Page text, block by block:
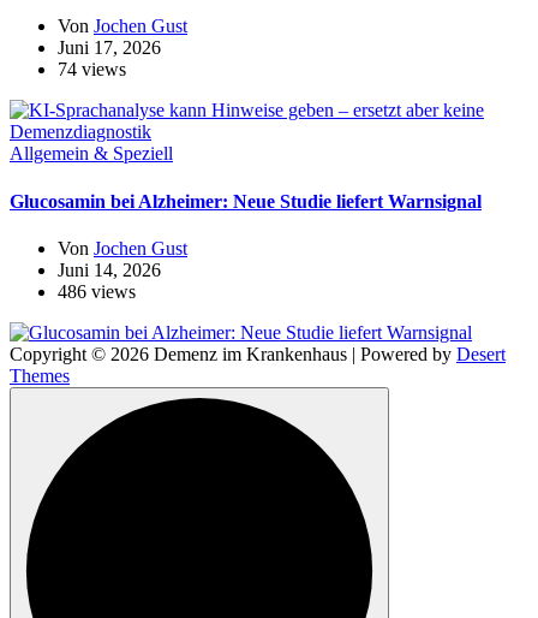
Von Jochen Gust
Juni 17, 2026
74 views
Allgemein & Speziell
Glucosamin bei Alzheimer: Neue Studie liefert Warnsignal
Von Jochen Gust
Juni 14, 2026
486 views
Copyright © 2026 Demenz im Krankenhaus | Powered by Desert
Themes